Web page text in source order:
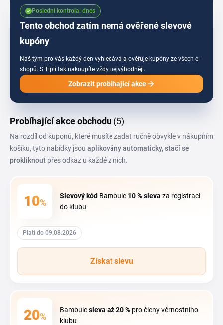
vybíráš vánoční překvapení pod stromeček. Vyplatí se sledovat i období
výprodejů, kdy obchod zlevňuje skladové zásoby a starší kolekce hraček.
Tento obchod zatím nemá ověřené slevové
kupóny
Náš tým pro vás každý den vyhledává a ověřuje kupóny ze všech e-
shopů. S Tipli tak nakoupíte vždy nejvýhodněji.
Poslední kontrola: dnes
Zobrazit probíhající akce
Probíhající akce obchodu (5)
Na rozdíl od kuponů, které musíte zadat ručně obvykle v nákupním
košíku, tyto nabídky jsou aplikovány automaticky, stačí se
prokliknout přes odkaz u každé z nich.
10%
Slevový kód Bambule 10 %sleva za registraci
do klubu
Platí do 09.08.2026
Získat slevu
20%
Bambulesleva až 20 % pro členy věrnostního
klubu